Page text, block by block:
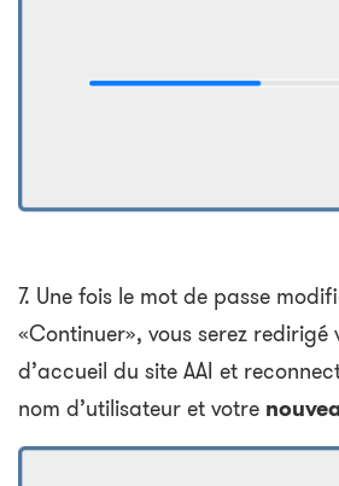
7. Une fois le mot de passe
«Continuer», vous serez
d’accueil du site AAI et
nom d’utilisateur et votre